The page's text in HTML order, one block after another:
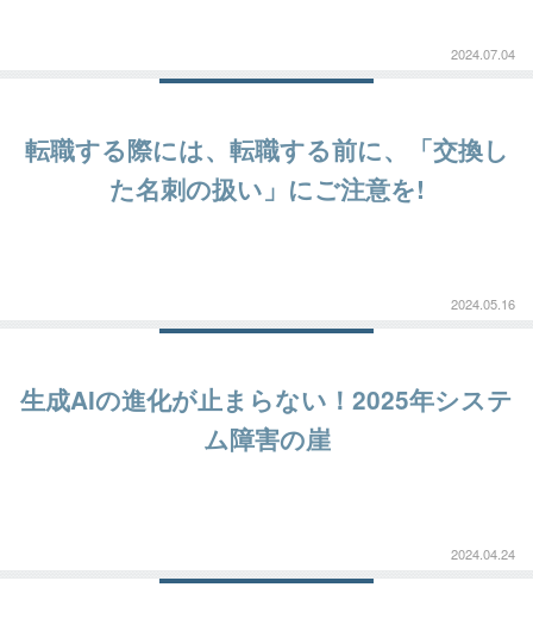
2024.07.04
転職する際には、転職する前に、「交換し
た名刺の扱い」にご注意を!
2024.05.16
生成AIの進化が止まらない！2025年システ
ム障害の崖
2024.04.24